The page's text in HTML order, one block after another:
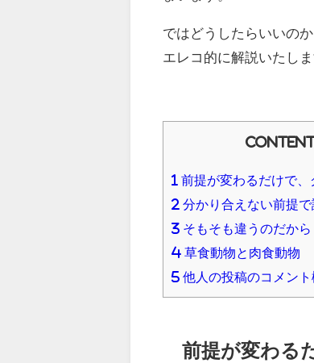
ではどうしたらいいのか
エレコ的に解説いたしま
1 前提が変わるだけで
2 分かり合えない前提で
3 そもそも違うのだから
4 草食動物と肉食動物
5 他人の投稿のコメン
前提が変わる